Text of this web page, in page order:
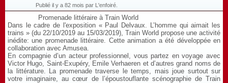
Publié il y a 82 mois par L'enfoiré.
Promenade littéraire à Train World
Dans le cadre de l'exposition « Paul Delvaux. L’homme qui aimait les
trains » (du 22/10/2019 au 15/03/2019), Train World propose une activité
inédite: une promenade littéraire. Cette animation a été développée en
collaboration avec Amusea.
En compagnie d’un acteur professionnel, vous partez en voyage avec
Victor Hugo, Saint-Exupéry, Emile Verhaeren et d’autres grand noms de
la littérature. La promenade traverse le temps, mais joue surtout sur
votre imaginaire, au cœur de l’époustouflante scénographie de Train